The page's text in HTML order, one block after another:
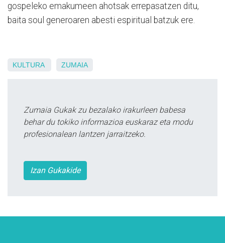
gospeleko emakumeen ahotsak errepasatzen ditu,
baita soul generoaren abesti espiritual batzuk ere.
KULTURA ZUMAIA
Zumaia Gukak zu bezalako irakurleen babesa
behar du tokiko informazioa euskaraz eta modu
profesionalean lantzen jarraitzeko.
Izan Gukakide